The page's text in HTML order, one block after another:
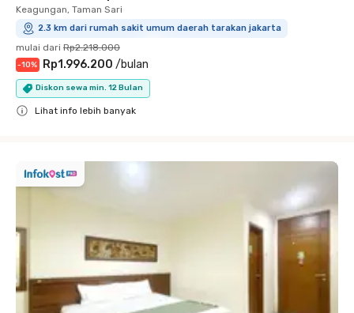
Keagungan, Taman Sari
2.3 km dari rumah sakit umum daerah tarakan jakarta
mulai dari Rp2.218.000
-10% Rp1.996.200 /bulan
Diskon sewa min. 12 Bulan
Lihat info lebih banyak